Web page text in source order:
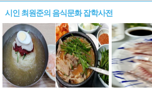
시인 최원준의 음식문화 잡학사전